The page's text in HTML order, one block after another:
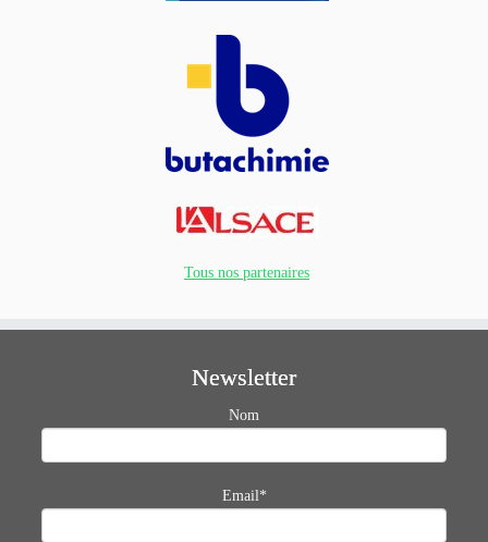
Tous nos partenaires
Newsletter
Nom
Email*